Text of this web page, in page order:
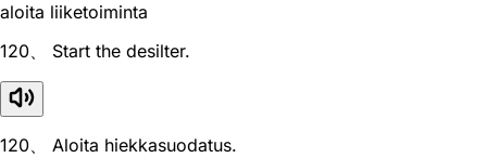
aloita liiketoiminta
120、 Start the desilter.
120、 Aloita hiekkasuodatus.